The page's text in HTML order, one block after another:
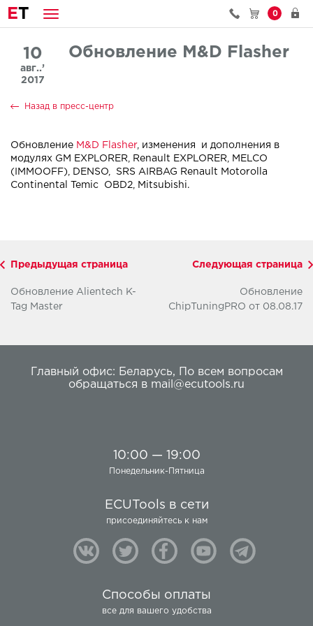
ET 0
10
авг..’
2017
Обновление M&D Flasher
Назад в пресс-центр
Обновление M&D Flasher, изменения и дополнения в
модулях GM EXPLORER, Renault EXPLORER, MELCO
(IMMOOFF), DENSO, SRS AIRBAG Renault Motorolla
Continental Temic OBD2, Mitsubishi.
Предыдущая страница
Обновление Alientech K-
Tag Master
Следующая страница
Обновление
ChipTuningPRO от 08.08.17
Главный офис: Беларусь,
По всем вопросам
обращаться в mail@ecutools.ru
10:00 — 19:00
Понедельник-Пятница
ECUTools в сети
присоединяйтесь к нам
Способы оплаты
все для вашего удобства